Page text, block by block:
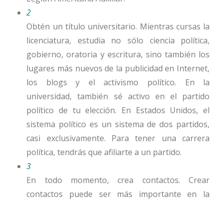
2
Obtén un título universitario. Mientras cursas la
licenciatura, estudia no sólo ciencia política,
gobierno, oratoria y escritura, sino también los
lugares más nuevos de la publicidad en Internet,
los blogs y el activismo político. En la
universidad, también sé activo en el partido
político de tu elección. En Estados Unidos, el
sistema político es un sistema de dos partidos,
casi exclusivamente. Para tener una carrera
política, tendrás que afiliarte a un partido.
3
En todo momento, crea contactos. Crear
contactos puede ser más importante en la